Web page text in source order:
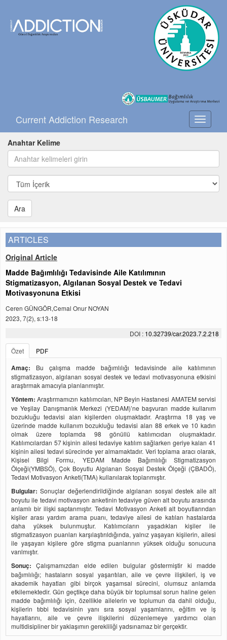
Toggle
Current Addiction Research
Anahtar Kelime
Ara
ARTICLES
Original Article
Madde Bağımlılığı Tedavisinde Aile Katılımının
Stigmatizasyon, Algılanan Sosyal Destek ve Tedavi
Motivasyonuna Etkisi
Ceren GÜNGÖR,Cemal Onur NOYAN
2023, 7(2), s:13-18
DOI : 10.32739/car.2023.7.2.218
Özet
PDF
Amaç: Bu çalışma madde bağımlılığı tedavisinde aile katılımının
stigmatizasyon, algılanan sosyal destek ve tedavi motivasyonuna etkisini
araştırmak amacıyla planlanmıştır.
Yöntem: Araştırmamızın katılımcıları, NP Beyin Hastanesi AMATEM servisi
ve Yeşilay Danışmanlık Merkezi (YEDAM)’ne başvuran madde kullanım
bozukluğu tedavisi alan kişilerden oluşmaktadır. Araştırma 18 yaş ve
üzerinde madde kullanım bozukluğu tedavisi alan 88 erkek ve 10 kadın
olmak üzere toplamda 98 gönüllü katılımcıdan oluşmaktadır.
Katılımcılardan 57 kişinin ailesi tedaviye katılım sağlarken geriye kalan 41
kişinin ailesi tedavi sürecinde yer almamaktadır. Veri toplama aracı olarak,
Kişisel Bilgi Formu, YEDAM Madde Bağımlılığı Stigmatizasyon
Ölçeği(YMBSÖ), Çok Boyutlu Algılanan Sosyal Destek Ölçeği (ÇBADÖ),
Tedavi Motivasyon Anketi(TMA) kullanılarak toplanmıştır.
Bulgular: Sonuçlar değerlendirildiğinde algılanan sosyal destek aile alt
boyutu ile tedavi motivasyon anketinin tedaviye güven alt boyutu arasında
anlamlı bir ilişki saptanmıştır. Tedavi Motivasyon Anketi alt boyutlarından
kişiler arası yardım arama puanı, tedaviye ailesi de katılan hastalarda
daha yüksek bulunmuştur. Katılımcıların yaşadıkları kişiler ile
stigmatizasyon puanları karşılaştırıldığında, yalnız yaşayan kişilerin, ailesi
ile yaşayan kişilere göre stigma puanlarının yüksek olduğu sonucuna
varılmıştır.
Sonuç:
Çalışmamızdan elde edilen bulgular göstermiştir ki madde
bağımlılığı; hastaların sosyal yaşantıları, aile ve çevre ilişkileri, iş ve
akademik hayatları gibi birçok yaşamsal sürecini, olumsuz anlamda
etkilemektedir. Gün geçtikçe daha büyük bir toplumsal sorun haline gelen
madde bağımlılığı için, özellikle ailelerin ve toplumun da dahil olduğu,
kişilerin tıbbi tedavisinin yanı sıra sosyal yaşamlarını, eğitim ve iş
hayatlarını, aile ve çevre ilişkilerini düzenlemeye yardımcı olan
multidisipliner bir yaklaşımın gerekliliği yadsınamaz bir gerçektir.